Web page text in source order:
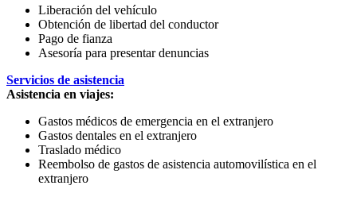
Liberación del vehículo
Obtención de libertad del conductor
Pago de fianza
Asesoría para presentar denuncias
Servicios de asistencia
Asistencia en viajes:
Gastos médicos de emergencia en el extranjero
Gastos dentales en el extranjero
Traslado médico
Reembolso de gastos de asistencia automovilística en el
extranjero